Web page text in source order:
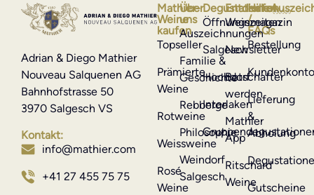
Adrian & Diego Mathier
Nouveau Salquenen AG
Bahnhofstrasse 50
3970 Salgesch VS
Kontakt:
info@mathier.com
+41 27 455 75 75
Mathier-
Weine
kaufen
Topseller
Prämierte
Weine
Rotweine
Weissweine
Rosé
Weine
Hilfe
/
FAQs
Bestellung
Lieferung
&
Abholung
Gutscheine
Entdecken
Weinmagazin
Newsletter
Botschafter
werden
Mathier
App
Ritschard
Weine
Degustationen
Öffnungszeiten
Salgesch
Hochdorf
Interlaken
Über
uns
Auszeichnungen
Familie &
Geschichte
Rebberge
Philosophie
Weindorf
Salgesch